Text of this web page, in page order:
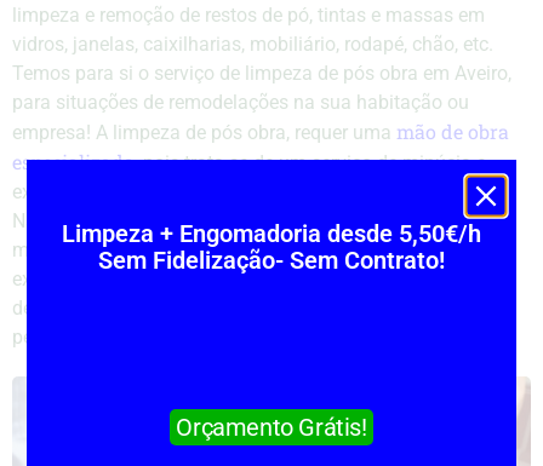
limpeza e remoção de restos de pó, tintas e massas em
vidros, janelas, caixilharias, mobiliário, rodapé, chão, etc.
Temos para si o serviço de limpeza de pós obra em Aveiro,
para situações de remodelações na sua habitação ou
empresa! A limpeza de pós obra, requer uma mão de obra
especializada, pois trata-se de um serviço de minúcia e
extrema exigência.
Na limpeza de pós obra em Aveiro, fornecemos todas as
máquinas, produtos e utensílios necessários para a
execução do serviço. As equipas de trabalho, para este tipo
de serviços, são sempre constituídas no mínimo por duas
pessoas.
Limpeza + Engomadoria desde 5,50€/h
Sem Fidelização- Sem Contrato!
Orçamento Grátis!